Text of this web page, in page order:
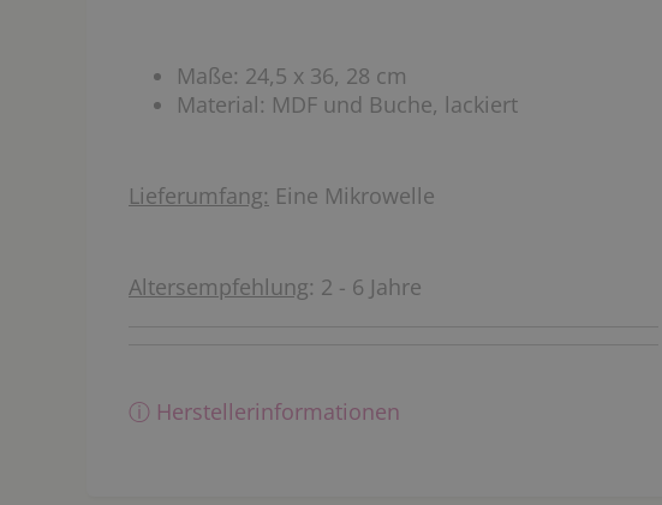
Maße: 24,5 x 36, 28 cm
Material: MDF und Buche, lackiert
Lieferumfang: Eine Mikrowelle
Altersempfehlung: 2 - 6 Jahre
ⓘ Herstellerinformationen